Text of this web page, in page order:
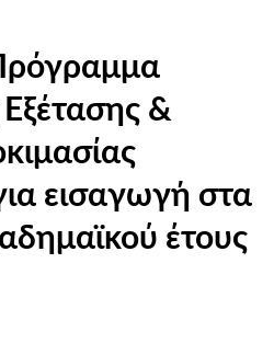
Εξέτασης &
εισαγωγή στα
έτους